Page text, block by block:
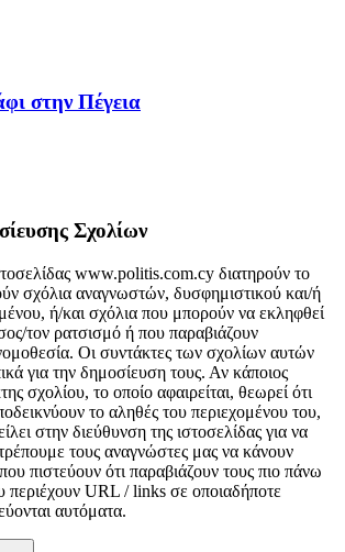
στην Πέγεια
Σχολίων
www.politis.com.cy διατηρούν το
σχόλια αναγνωστών, δυσφημιστικού και/ή
ή/και σχόλια που μπορούν να εκληφθεί
τον ρατσισμό ή που παραβιάζουν
Οι συντάκτες των σχολίων αυτών
για την δημοσίευση τους. Αν κάποιος
σχολίου, το οποίο αφαιρείται, θεωρεί ότι
το αληθές του περιεχομένου του,
στην διεύθυνση της ιστοσελίδας για να
τους αναγνώστες μας να κάνουν
πιστεύουν ότι παραβιάζουν τους πιο πάνω
περιέχουν URL / links σε οποιαδήποτε
αυτόματα.